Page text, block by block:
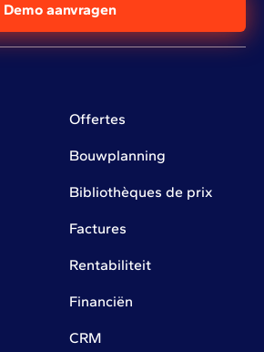
Demo aanvragen
Offertes
Bouwplanning
Bibliothèques de prix
Factures
Rentabiliteit
Financiën
CRM